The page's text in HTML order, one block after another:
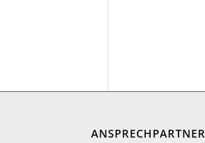
ANSPRECHPARTNER